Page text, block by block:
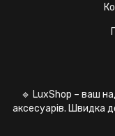
🔹 LuxShop – ваш
аксесуарів. Швидка